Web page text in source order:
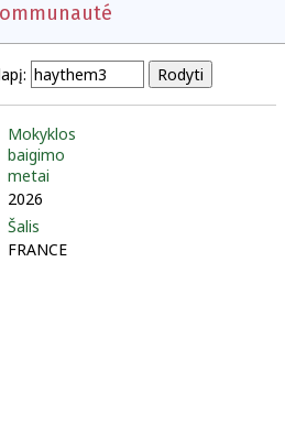
Mokyklos
baigimo
metai
2026
Šalis
FRANCE